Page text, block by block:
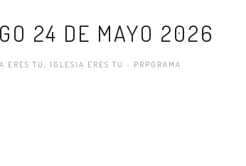
24 DE MAYO 2026
ERES TU , IGLESIA ERES TU - PRPGRAMA